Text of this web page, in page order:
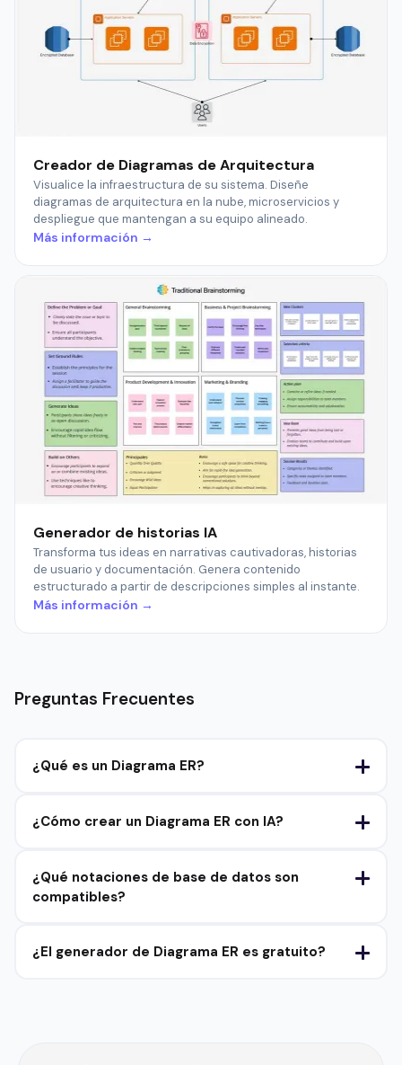
Creador de Diagramas de Arquitectura
Visualice la infraestructura de su sistema. Diseñe
diagramas de arquitectura en la nube, microservicios y
despliegue que mantengan a su equipo alineado.
Más información →
Generador de historias IA
Transforma tus ideas en narrativas cautivadoras, historias
de usuario y documentación. Genera contenido
estructurado a partir de descripciones simples al instante.
Más información →
Preguntas Frecuentes
¿Qué es un Diagrama ER?
¿Cómo crear un Diagrama ER con IA?
¿Qué notaciones de base de datos son
compatibles?
¿El generador de Diagrama ER es gratuito?